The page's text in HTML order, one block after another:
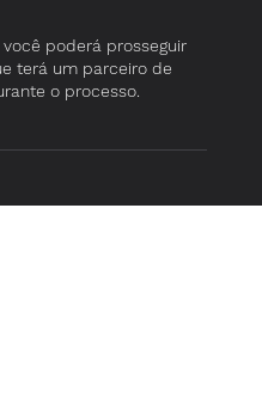
poderá prosseguir
terá um parceiro de
o processo.